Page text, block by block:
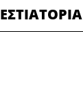
ΕΣΤΙΑΤΟΡΙΑ